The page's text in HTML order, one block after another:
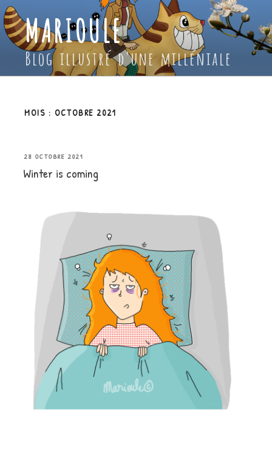
Aller
au
contenu
principal
MARIOULE
Blog illustré d'une milléniale
MOIS : OCTOBRE 2021
PUBLIÉ
LE
28 OCTOBRE 2021
Winter is coming